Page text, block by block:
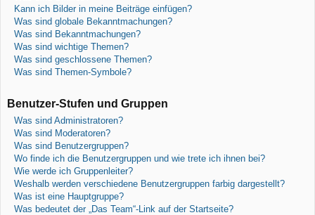
Kann ich Bilder in meine Beiträge einfügen?
Was sind globale Bekanntmachungen?
Was sind Bekanntmachungen?
Was sind wichtige Themen?
Was sind geschlossene Themen?
Was sind Themen-Symbole?
Benutzer-Stufen und Gruppen
Was sind Administratoren?
Was sind Moderatoren?
Was sind Benutzergruppen?
Wo finde ich die Benutzergruppen und wie trete ich ihnen bei?
Wie werde ich Gruppenleiter?
Weshalb werden verschiedene Benutzergruppen farbig dargestellt?
Was ist eine Hauptgruppe?
Was bedeutet der „Das Team“-Link auf der Startseite?